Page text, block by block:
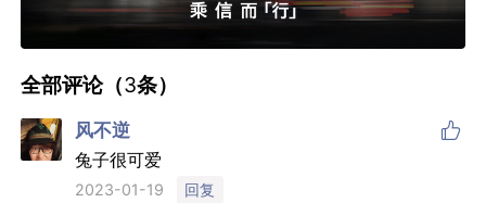
全部评论（3条）
风不逆 
兔子很可爱
2023-01-19 回复